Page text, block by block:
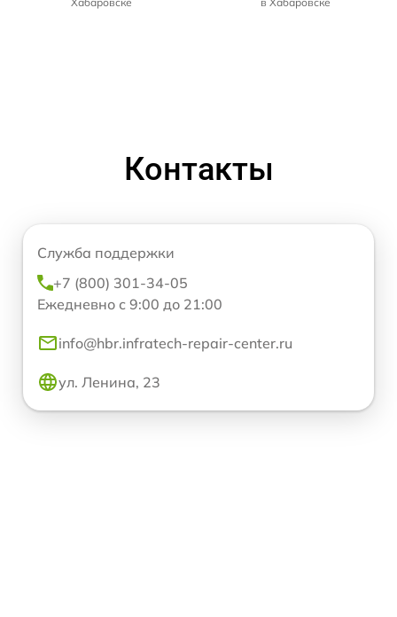
Контакты
Служба поддержки
+7 (800) 301-34-05
Ежедневно с 9:00 до 21:00
info@hbr.infratech-repair-center.ru
ул. Ленина, 23